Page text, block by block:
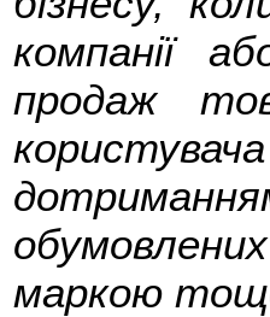
компанії
продаж
маркою